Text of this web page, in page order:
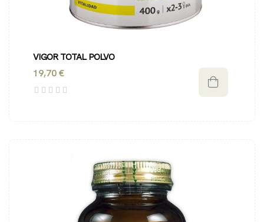
VIGOR TOTAL POLVO
19,70 €